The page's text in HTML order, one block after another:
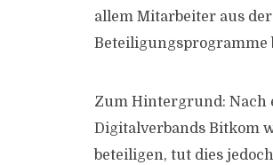
allem Mitarbeiter aus
Beteiligungsprogramme
Zum Hintergrund: Nach
Digitalverbands Bitkom
beteiligen, tut dies